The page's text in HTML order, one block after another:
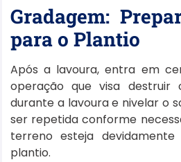
Gradagem:
para o Plantio
Após a lavoura, entra em
operação que visa destruir
durante a lavoura e nivelar o
ser repetida conforme
terreno esteja
plantio.